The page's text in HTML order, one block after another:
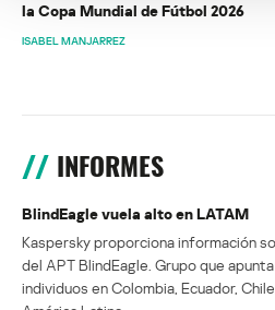
la Copa Mundial de Fútbol 2026
ISABEL MANJARREZ
INFORMES
BlindEagle vuela alto en LATAM
Kaspersky proporciona información
del APT BlindEagle. Grupo que
individuos en Colombia, Ecuador,